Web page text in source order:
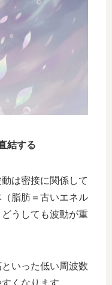
結する
は密接に関係して
脂肪＝古いエネル
うしても波動が重
いった低い周波数